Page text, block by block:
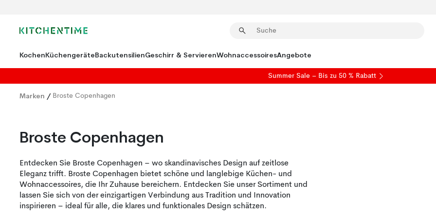
KochenKüchengeräteBackutensilienGeschirr & ServierenWohnaccessoiresAngebote
Summer Sale – Bis zu 50 % Rabatt
Marken / Broste Copenhagen
Broste Copenhagen
Entdecken Sie Broste Copenhagen – wo skandinavisches Design auf zeitlose
Eleganz trifft. Broste Copenhagen bietet schöne und langlebige Küchen- und
Wohnaccessoires, die Ihr Zuhause bereichern. Entdecken Sie unser Sortiment und
lassen Sie sich von der einzigartigen Verbindung aus Tradition und Innovation
inspirieren – ideal für alle, die klares und funktionales Design schätzen.